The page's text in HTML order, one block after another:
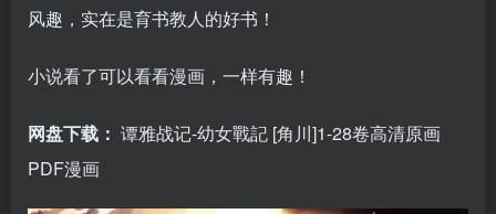
风趣，实在是育书教人的好书！
小说看了可以看看漫画，一样有趣！
网盘下载： 谭雅战记-幼女戰記 [角川]1-28卷高清原画
PDF漫画